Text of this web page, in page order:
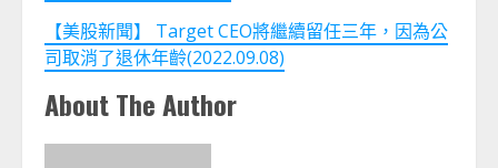
【美股新聞】 Target CEO將繼續留任三年，因為公
司取消了退休年齡(2022.09.08)
About The Author